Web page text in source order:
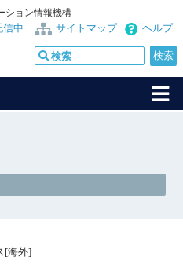
ション情報機構
ヘルプ
サイトマップ
信中
[海外]